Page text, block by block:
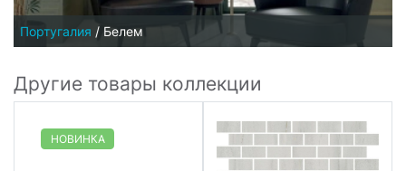
Португалия / Белем
Другие товары коллекции
НОВИНКА